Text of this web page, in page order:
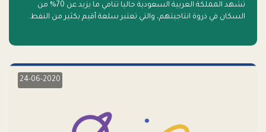
تشهد المملكة العربية السعودية حاليا تنامي ما يزيد عن 70% من
السكان في ذروة انتاجيتهم، والتي تعتبر سلعة أقيم بكثير من النفط.
24-06-2020